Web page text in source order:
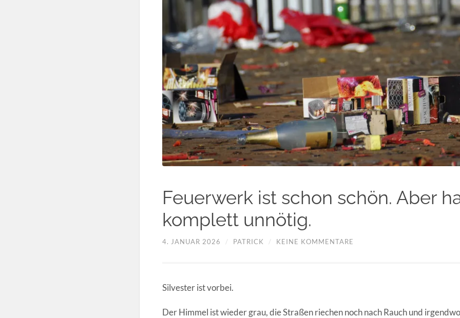
Feuerwerk ist schon schön. Aber
komplett unnötig.
4. JANUAR 2026 / PATRICK / KEINE KOMMENTARE
Silvester ist vorbei.
Der Himmel ist wieder grau, die Straßen riechen noch nach Rauch und